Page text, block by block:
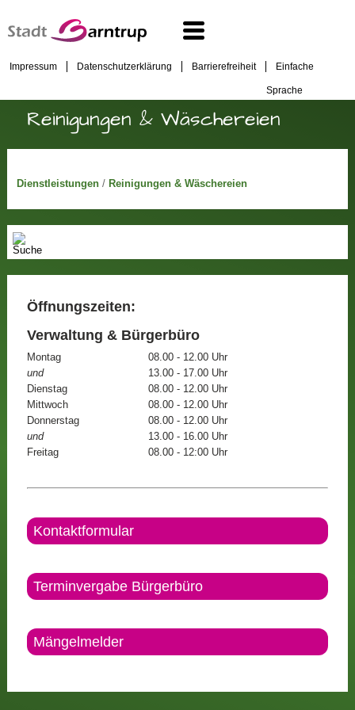
Impressum Datenschutzerklärung Barrierefreiheit Einfache
Sprache
Reinigungen & Wäschereien
Dienstleistungen/ Reinigungen & Wäschereien
Öffnungszeiten:
Verwaltung & Bürgerbüro
Montag
08.00 - 12.00 Uhr
und
13.00 - 17.00 Uhr
Dienstag
08.00 - 12.00 Uhr
Mittwoch
08.00 - 12.00 Uhr
Donnerstag
08.00 - 12.00 Uhr
und
13.00 - 16.00 Uhr
Freitag
08.00 - 12:00 Uhr
Kontaktformular
Terminvergabe Bürgerbüro
Mängelmelder